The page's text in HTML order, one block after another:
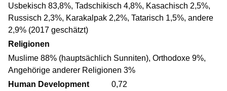
Usbekisch 83,8%, Tadschikisch 4,8%, Kasachisch 2,5%,
Russisch 2,3%, Karakalpak 2,2%, Tatarisch 1,5%, andere
2,9% (2017 geschätzt)
Religionen
Muslime 88% (hauptsächlich Sunniten), Orthodoxe 9%,
Angehörige anderer Religionen 3%
Human Development
0,72